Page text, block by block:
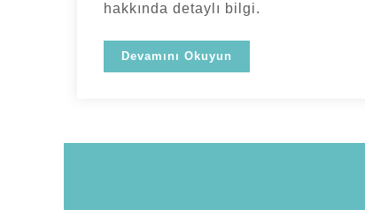
hakkında detaylı bilgi.
Devamını Okuyun